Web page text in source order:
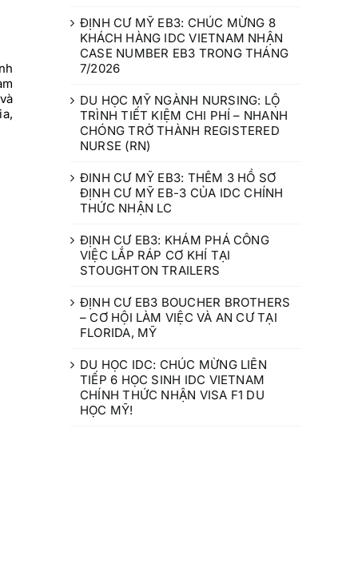
ĐỊNH CƯ MỸ EB3: CHÚC MỪNG 8
KHÁCH HÀNG IDC VIETNAM NHẬN
CASE NUMBER EB3 TRONG THÁNG
7/2026
DU HỌC MỸ NGÀNH NURSING: LỘ
TRÌNH TIẾT KIỆM CHI PHÍ – NHANH
CHÓNG TRỞ THÀNH REGISTERED
NURSE (RN)
ĐINH CƯ MỸ EB3: THÊM 3 HỒ SƠ
ĐỊNH CƯ MỸ EB-3 CỦA IDC CHÍNH
THỨC NHẬN LC
ĐỊNH CƯ EB3: KHÁM PHÁ CÔNG
VIỆC LẮP RÁP CƠ KHÍ TẠI
STOUGHTON TRAILERS
ĐỊNH CƯ EB3 BOUCHER BROTHERS
– CƠ HỘI LÀM VIỆC VÀ AN CƯ TẠI
FLORIDA, MỸ
DU HỌC IDC: CHÚC MỪNG LIÊN
TIẾP 6 HỌC SINH IDC VIETNAM
CHÍNH THỨC NHẬN VISA F1 DU
HỌC MỸ!